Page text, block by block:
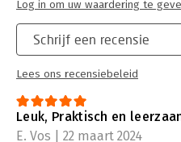
Schrijf een recensie
Lees ons recensiebeleid
Log in om uw waardering te
Leuk, Praktisch en
E. Vos | 22 maart 2024